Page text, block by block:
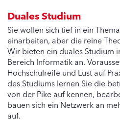
Duales Studium
Sie wollen sich tief in ein
einarbeiten, aber die reine
Wir bieten ein duales Studium
Bereich Informatik an.
Hochschulreife und Lust auf
des Studiums lernen Sie die
von der Pike auf kennen,
bauen sich ein Netzwerk an
auf.